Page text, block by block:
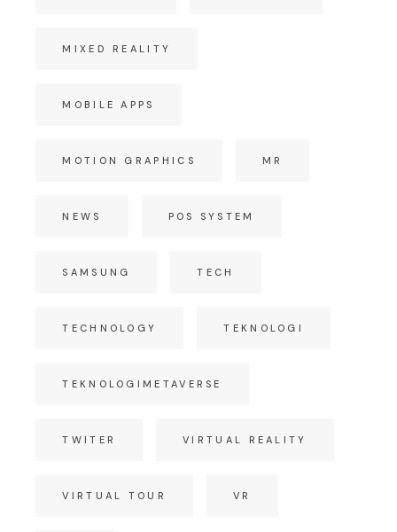
MIXED REALITY
MOBILE APPS
MOTION GRAPHICS MR
NEWS POS SYSTEM
SAMSUNG TECH
TECHNOLOGY TEKNOLOGI
TEKNOLOGIMETAVERSE
TWITER VIRTUAL REALITY
VIRTUAL TOUR VR